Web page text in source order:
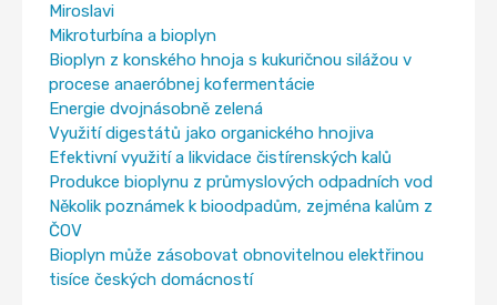
Miroslavi
Mikroturbína a bioplyn
Bioplyn z konského hnoja s kukuričnou silážou v
procese anaeróbnej kofermentácie
Energie dvojnásobně zelená
Využití digestátů jako organického hnojiva
Efektivní využití a likvidace čistírenských kalů
Produkce bioplynu z průmyslových odpadních vod
Několik poznámek k bioodpadům, zejména kalům z
ČOV
Bioplyn může zásobovat obnovitelnou elektřinou
tisíce českých domácností